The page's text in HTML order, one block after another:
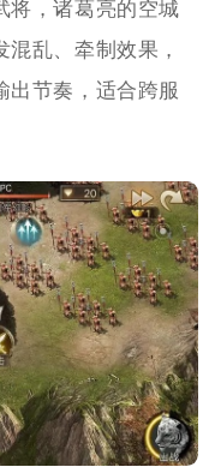
将，诸葛亮的空城
乱、牵制效果，
出节奏，适合跨服